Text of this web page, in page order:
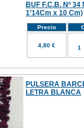
BUF F.C.B. Nº
1’14Cm x 10 Cm)
Precio
4,80 €
PULSERA
LETRA BLANCA